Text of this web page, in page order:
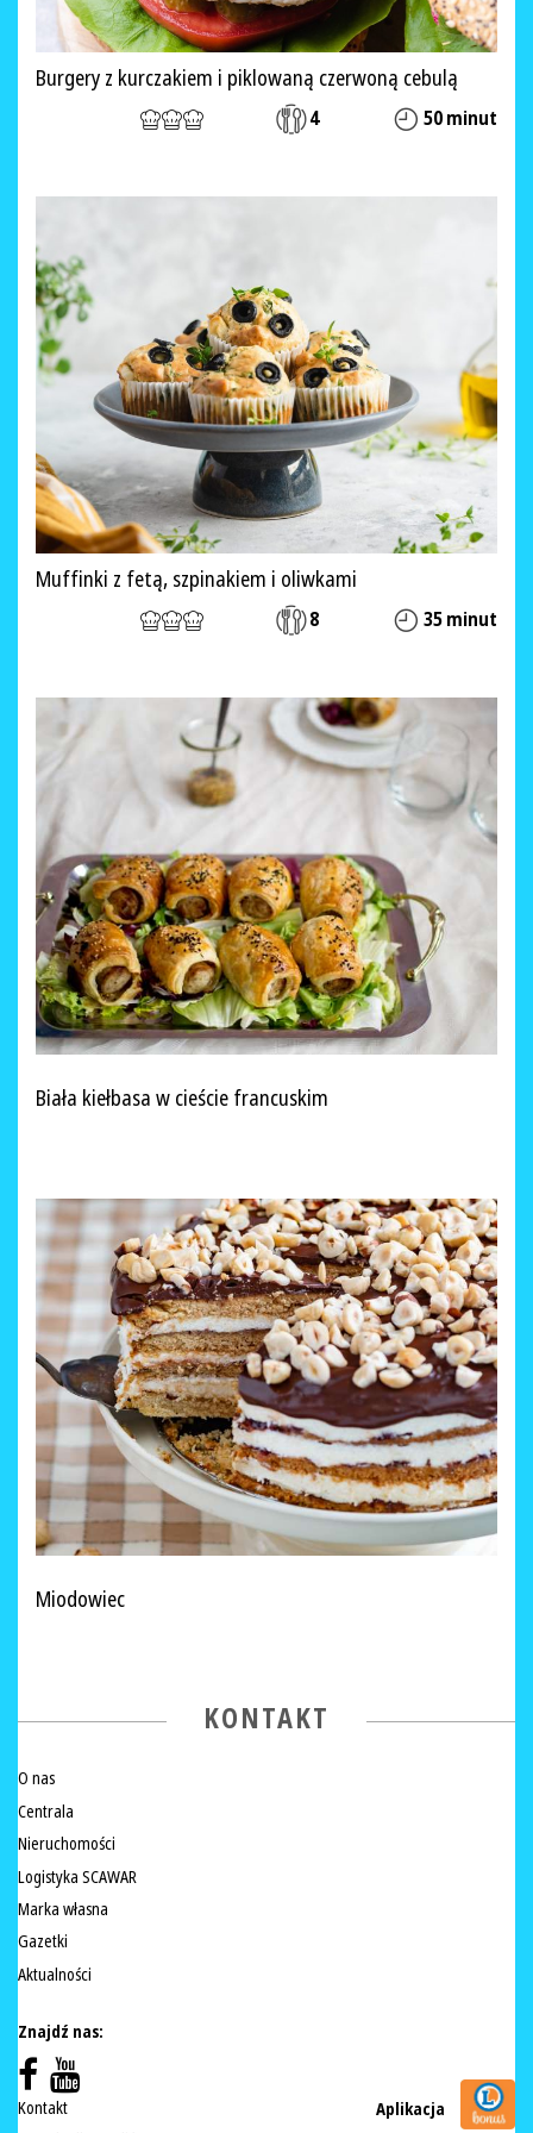
Burgery z kurczakiem i piklowaną czerwoną cebulą
4 50 minut
Muffinki z fetą, szpinakiem i oliwkami
8 35 minut
Biała kiełbasa w cieście francuskim
Miodowiec
KONTAKT
O nas
Centrala
Nieruchomości
Logistyka SCAWAR
Marka własna
Gazetki
Aktualności
Znajdź nas:
Kontakt
Aplikacja